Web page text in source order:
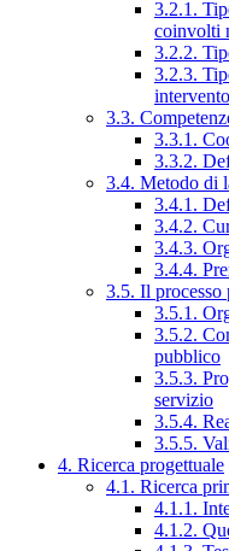
3.2.1.
coinvolti
3.2.2.
3.2.3.
intervento
3.3.
3.3.1.
3.3.2.
3.4. Metodo di
3.4.1.
3.4.2.
3.4.3.
3.4.4.
3.5. Il processo
3.5.1.
3.5.2.
pubblico
3.5.3.
servizio
3.5.4.
3.5.5.
4. Ricerca progettuale
4.1. Ricerca
4.1.1.
4.1.2.